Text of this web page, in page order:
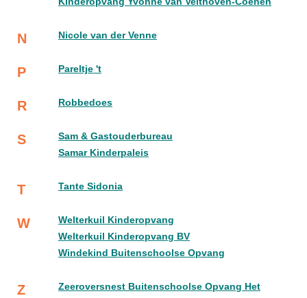
N Nicole van der Venne
P Pareltje 't
R Robbedoes
S
Sam & Gastouderbureau
Samar Kinderpaleis
T Tante Sidonia
W
Welterkuil Kinderopvang
Welterkuil Kinderopvang BV
Windekind Buitenschoolse Opvang
Z Zeeroversnest Buitenschoolse Opvang Het